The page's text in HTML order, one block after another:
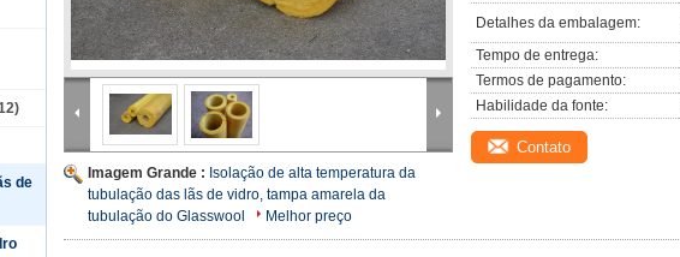
de
Imagem Grande : Isolação de alta temperatura da
tubulação das lãs de vidro, tampa amarela da
tubulação do Glasswool
Melhor preço
Detalhes da embalagem:
Tempo de entrega:
Termos de pagamento:
Habilidade da fonte:
Contato